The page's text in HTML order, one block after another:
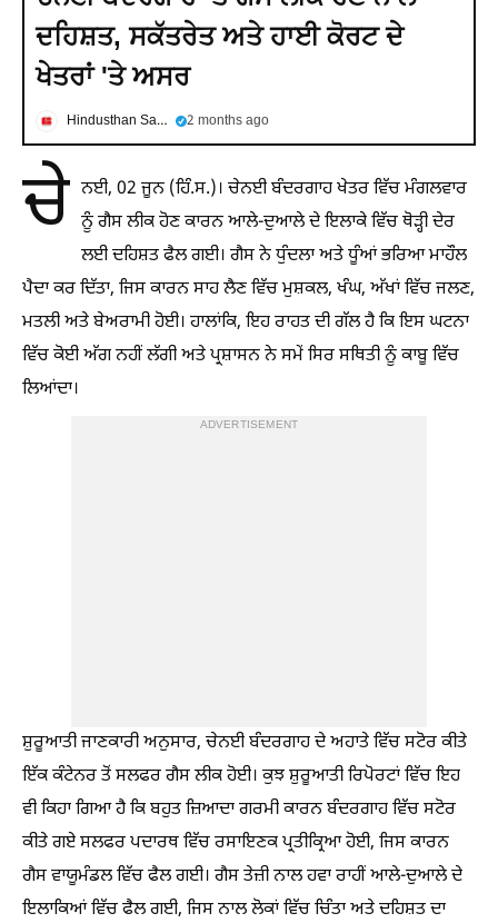
ਦਹਿਸ਼ਤ, ਸਕੱਤਰੇਤ ਅਤੇ ਹਾਈ ਕੋਰਟ ਦੇ
ਖੇਤਰਾਂ 'ਤੇ ਅਸਰ
Hindusthan Samachar 2 months ago
ਚੇ ਨਈ, 02 ਜੂਨ (ਹਿੰ.ਸ.)। ਚੇਨਈ ਬੰਦਰਗਾਹ ਖੇਤਰ ਵਿੱਚ ਮੰਗਲਵਾਰ
ਨੂੰ ਗੈਸ ਲੀਕ ਹੋਣ ਕਾਰਨ ਆਲੇ-ਦੁਆਲੇ ਦੇ ਇਲਾਕੇ ਵਿੱਚ ਥੋੜ੍ਹੀ ਦੇਰ
ਲਈ ਦਹਿਸ਼ਤ ਫੈਲ ਗਈ। ਗੈਸ ਨੇ ਧੁੰਦਲਾ ਅਤੇ ਧੂੰਆਂ ਭਰਿਆ ਮਾਹੌਲ
ਪੈਦਾ ਕਰ ਦਿੱਤਾ, ਜਿਸ ਕਾਰਨ ਸਾਹ ਲੈਣ ਵਿੱਚ ਮੁਸ਼ਕਲ, ਖੰਘ, ਅੱਖਾਂ ਵਿੱਚ ਜਲਣ,
ਮਤਲੀ ਅਤੇ ਬੇਅਰਾਮੀ ਹੋਈ। ਹਾਲਾਂਕਿ, ਇਹ ਰਾਹਤ ਦੀ ਗੱਲ ਹੈ ਕਿ ਇਸ ਘਟਨਾ
ਵਿੱਚ ਕੋਈ ਅੱਗ ਨਹੀਂ ਲੱਗੀ ਅਤੇ ਪ੍ਰਸ਼ਾਸਨ ਨੇ ਸਮੇਂ ਸਿਰ ਸਥਿਤੀ ਨੂੰ ਕਾਬੂ ਵਿੱਚ
ਲਿਆਂਦਾ।
ADVERTISEMENT
ਸ਼ੁਰੂਆਤੀ ਜਾਣਕਾਰੀ ਅਨੁਸਾਰ, ਚੇਨਈ ਬੰਦਰਗਾਹ ਦੇ ਅਹਾਤੇ ਵਿੱਚ ਸਟੋਰ ਕੀਤੇ
ਇੱਕ ਕੰਟੇਨਰ ਤੋਂ ਸਲਫਰ ਗੈਸ ਲੀਕ ਹੋਈ। ਕੁਝ ਸ਼ੁਰੂਆਤੀ ਰਿਪੋਰਟਾਂ ਵਿੱਚ ਇਹ
ਵੀ ਕਿਹਾ ਗਿਆ ਹੈ ਕਿ ਬਹੁਤ ਜ਼ਿਆਦਾ ਗਰਮੀ ਕਾਰਨ ਬੰਦਰਗਾਹ ਵਿੱਚ ਸਟੋਰ
ਕੀਤੇ ਗਏ ਸਲਫਰ ਪਦਾਰਥ ਵਿੱਚ ਰਸਾਇਣਕ ਪ੍ਰਤੀਕ੍ਰਿਆ ਹੋਈ, ਜਿਸ ਕਾਰਨ
ਗੈਸ ਵਾਯੂਮੰਡਲ ਵਿੱਚ ਫੈਲ ਗਈ। ਗੈਸ ਤੇਜ਼ੀ ਨਾਲ ਹਵਾ ਰਾਹੀਂ ਆਲੇ-ਦੁਆਲੇ ਦੇ
ਇਲਾਕਿਆਂ ਵਿੱਚ ਫੈਲ ਗਈ, ਜਿਸ ਨਾਲ ਲੋਕਾਂ ਵਿੱਚ ਚਿੰਤਾ ਅਤੇ ਦਹਿਸ਼ਤ ਦਾ